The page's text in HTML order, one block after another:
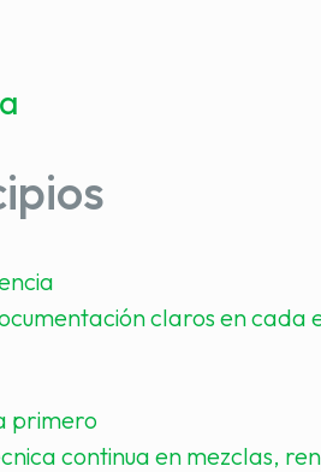
claros en cada
primero
continua en mezclas,